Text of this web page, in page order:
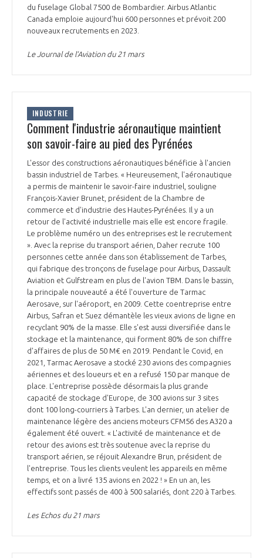
du fuselage Global 7500 de Bombardier. Airbus Atlantic
Canada emploie aujourd'hui 600 personnes et prévoit 200
nouveaux recrutements en 2023.
Le Journal de l’Aviation du 21 mars
INDUSTRIE
Comment l'industrie aéronautique maintient
son savoir-faire au pied des Pyrénées
L'essor des constructions aéronautiques bénéficie à l'ancien
bassin industriel de Tarbes. « Heureusement, l'aéronautique
a permis de maintenir le savoir-faire industriel, souligne
François-Xavier Brunet, président de la Chambre de
commerce et d'industrie des Hautes-Pyrénées. Il y a un
retour de l'activité industrielle mais elle est encore fragile.
Le problème numéro un des entreprises est le recrutement
». Avec la reprise du transport aérien, Daher recrute 100
personnes cette année dans son établissement de Tarbes,
qui fabrique des tronçons de fuselage pour Airbus, Dassault
Aviation et Gulfstream en plus de l'avion TBM. Dans le bassin,
la principale nouveauté a été l'ouverture de Tarmac
Aerosave, sur l'aéroport, en 2009. Cette coentreprise entre
Airbus, Safran et Suez démantèle les vieux avions de ligne en
recyclant 90% de la masse. Elle s'est aussi diversifiée dans le
stockage et la maintenance, qui forment 80% de son chiffre
d'affaires de plus de 50 M€ en 2019. Pendant le Covid, en
2021, Tarmac Aerosave a stocké 230 avions des compagnies
aériennes et des loueurs et en a refusé 150 par manque de
place. L'entreprise possède désormais la plus grande
capacité de stockage d'Europe, de 300 avions sur 3 sites
dont 100 long-courriers à Tarbes. L'an dernier, un atelier de
maintenance légère des anciens moteurs CFM56 des A320 a
également été ouvert. « L'activité de maintenance et de
retour des avions est très soutenue avec la reprise du
transport aérien, se réjouit Alexandre Brun, président de
l'entreprise. Tous les clients veulent les appareils en même
temps, et on a livré 135 avions en 2022 ! » En un an, les
effectifs sont passés de 400 à 500 salariés, dont 220 à Tarbes.
Les Echos du 21 mars